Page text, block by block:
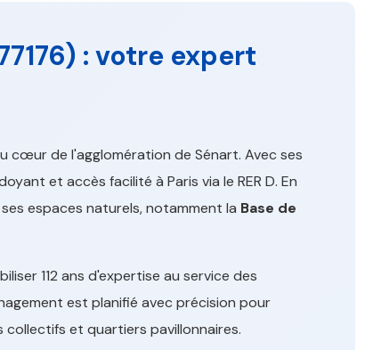
: votre expert
cœur de l'agglomération de Sénart. Avec ses
et accès facilité à Paris via le RER D. En
espaces naturels, notamment la Base de
112 ans d'expertise au service des
est planifié avec précision pour
collectifs et quartiers pavillonnaires.